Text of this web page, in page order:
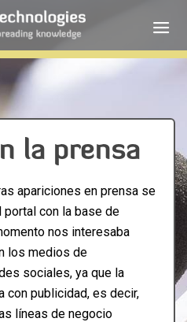
la prensa
apariciones en prensa se
con la base de
nos interesaba
los medios de
sociales, ya que la
con publicidad, es decir,
líneas de negocio